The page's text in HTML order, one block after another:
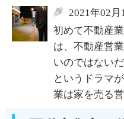
2021年02月
初めて不動産
は、不動産営
いのではない
というドラマ
業は家を売る